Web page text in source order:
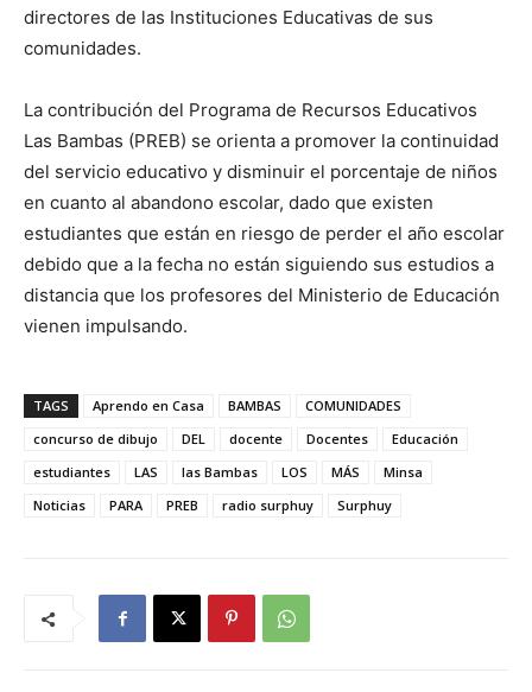
directores de las Instituciones Educativas de sus
comunidades.
La contribución del Programa de Recursos Educativos
Las Bambas (PREB) se orienta a promover la continuidad
del servicio educativo y disminuir el porcentaje de niños
en cuanto al abandono escolar, dado que existen
estudiantes que están en riesgo de perder el año escolar
debido que a la fecha no están siguiendo sus estudios a
distancia que los profesores del Ministerio de Educación
vienen impulsando.
TAGS Aprendo en Casa BAMBAS
COMUNIDADES
concurso de dibujo
DEL docente Docentes
Educación
estudiantes
LAS las Bambas LOS MÁS
Minsa
Noticias
PARA PREB radio surphuy Surphuy